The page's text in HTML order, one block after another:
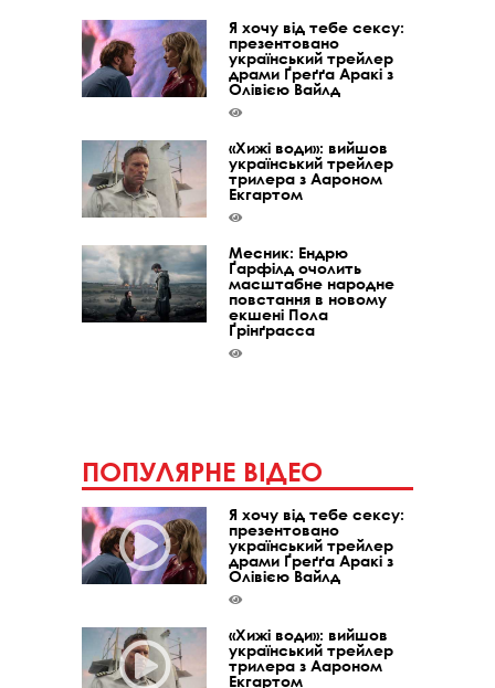
Я хочу від тебе сексу:
презентовано
український трейлер
драми Ґреґґа Аракі з
Олівією Вайлд
«Хижі води»: вийшов
український трейлер
трилера з Аароном
Екгартом
Месник: Ендрю
Ґарфілд очолить
масштабне народне
повстання в новому
екшені Пола
Ґрінґрасса
ПОПУЛЯРНЕ ВІДЕО
Я хочу від тебе сексу:
презентовано
український трейлер
драми Ґреґґа Аракі з
Олівією Вайлд
«Хижі води»: вийшов
український трейлер
трилера з Аароном
Екгартом